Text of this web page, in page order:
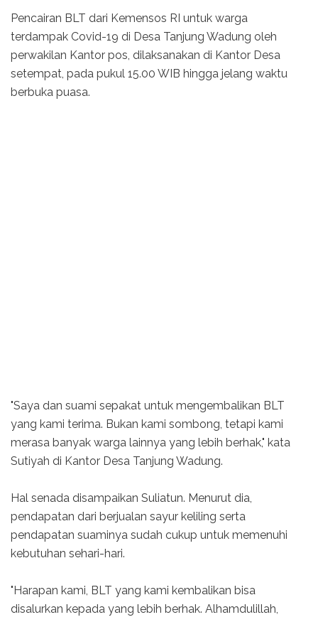
Pencairan BLT dari Kemensos RI untuk warga
terdampak Covid-19 di Desa Tanjung Wadung oleh
perwakilan Kantor pos, dilaksanakan di Kantor Desa
setempat, pada pukul 15.00 WIB hingga jelang waktu
berbuka puasa.
"Saya dan suami sepakat untuk mengembalikan BLT
yang kami terima. Bukan kami sombong, tetapi kami
merasa banyak warga lainnya yang lebih berhak," kata
Sutiyah di Kantor Desa Tanjung Wadung.
Hal senada disampaikan Suliatun. Menurut dia,
pendapatan dari berjualan sayur keliling serta
pendapatan suaminya sudah cukup untuk memenuhi
kebutuhan sehari-hari.
"Harapan kami, BLT yang kami kembalikan bisa
disalurkan kepada yang lebih berhak. Alhamdulillah,